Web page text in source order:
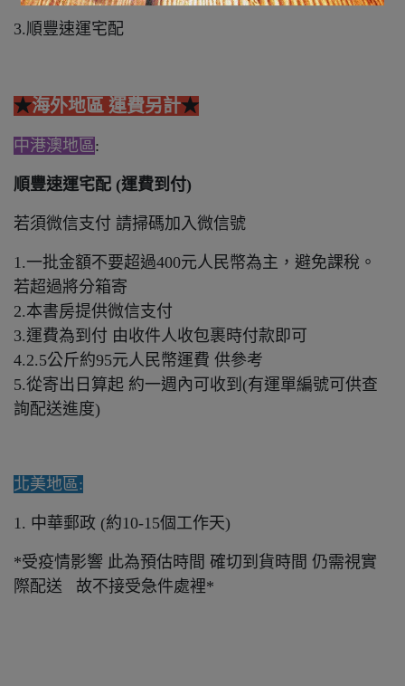
3.順豐速運宅配
★海外地區 運費另計★
中港澳地區:
順豐速運宅配 (運費到付)
若須微信支付 請掃碼加入微信號
1.一批金額不要超過400元人民幣為主，避免課稅。
若超過將分箱寄
2.本書房提供微信支付
3.運費為到付 由收件人收包裹時付款即可
4.2.5公斤約95元人民幣運費 供參考
5.從寄出日算起 約一週內可收到(有運單編號可供查
詢配送進度)
北美地區:
1. 中華郵政 (約10-15個工作天)
*受疫情影響 此為預估時間 確切到貨時間 仍需視實
際配送 故不接受急件處裡*